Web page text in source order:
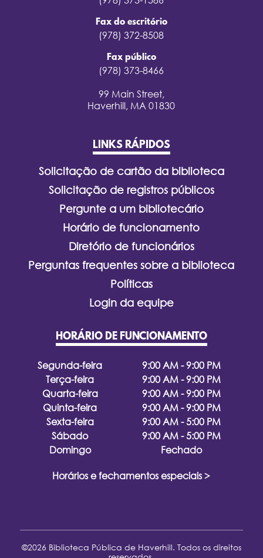
Fax do escritório
(978) 372-8508
Fax público
(978) 373-8466
99 Main Street,
Haverhill, MA 01830
LINKS RÁPIDOS
Solicitação de cartão da biblioteca
Solicitação de registros públicos
Pergunte a um bibliotecário
Horário de funcionamento
Diretório de funcionários
Perguntas frequentes sobre a biblioteca
Políticas
Login da equipe
HORÁRIO DE FUNCIONAMENTO
Segunda-feira
9:00 AM - 9:00 PM
Terça-feira
9:00 AM - 9:00 PM
Quarta-feira
9:00 AM - 9:00 PM
Quinta-feira
9:00 AM - 9:00 PM
Sexta-feira
9:00 AM - 5:00 PM
Sábado
9:00 AM - 5:00 PM
Domingo
Fechado
Horários e fechamentos especiais >
©2026 Biblioteca Pública de Haverhill. Todos os direitos